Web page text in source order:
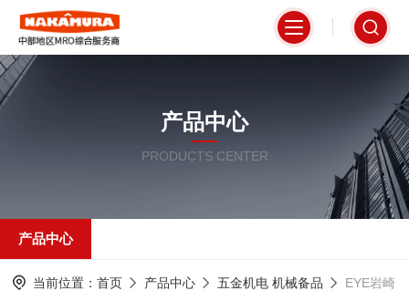
产品中心
PRODUCTS CENTER
产品中心
当前位置： 首页 产品中心 五金机电 机械备品 EYE岩崎